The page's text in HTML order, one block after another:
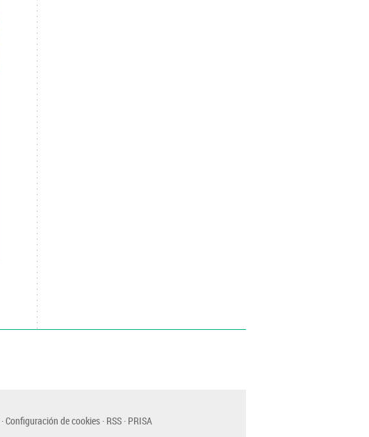
Configuración de cookies RSS PRISA